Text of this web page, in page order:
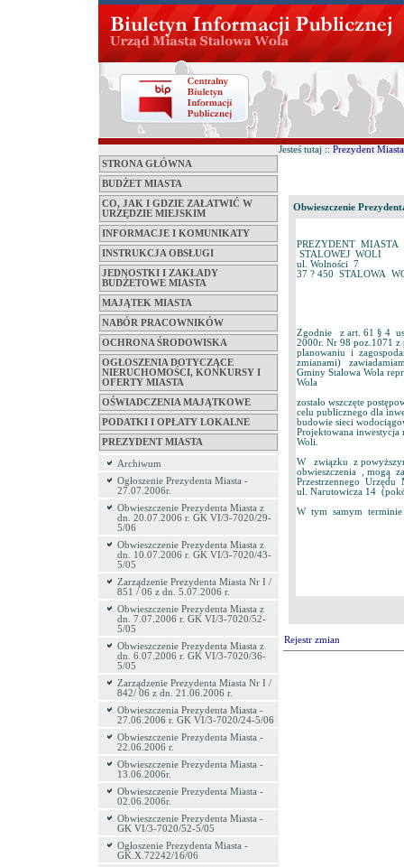
STRONA GŁÓWNA
BUDŻET MIASTA
CO, JAK I GDZIE ZAŁATWIĆ W
URZĘDZIE MIEJSKIM
INFORMACJE I KOMUNIKATY
INSTRUKCJA OBSŁUGI
JEDNOSTKI I ZAKŁADY
BUDŻETOWE MIASTA
MAJĄTEK MIASTA
NABÓR PRACOWNIKÓW
OCHRONA ŚRODOWISKA
OGŁOSZENIA DOTYCZĄCE
NIERUCHOMOŚCI, KONKURSY I
OFERTY MIASTA
OŚWIADCZENIA MAJĄTKOWE
PODATKI I OPŁATY LOKALNE
PREZYDENT MIASTA
Archiwum
Ogłoszenie Prezydenta Miasta -
27.07.2006r.
Obwieszczenie Prezydenta Miasta z
dn. 20.07.2006 r. GK VI/3-7020/29-
5/06
Obwieszczenie Prezydenta Miasta z
dn. 10.07.2006 r. GK VI/3-7020/43-
5/05
Zarządzenie Prezydenta Miasta Nr I /
851 / 06 z dn. 5.07.2006 r.
Obwieszczenie Prezydenta Miasta z
dn. 7.07.2006 r. GK VI/3-7020/52-
5/05
Obwieszczenie Prezydenta Miasta z
dn. 6.07.2006 r. GK VI/3-7020/36-
5/05
Zarządzenie Prezydenta Miasta Nr I /
842/ 06 z dn. 21.06.2006 r.
Obwieszczenia Prezydenta Miasta -
27.06.2006 r. GK VI/3-7020/24-5/06
Obwieszczenie Prezydenta Miasta -
22.06.2006 r.
Obwieszczenie Prezydenta Miasta -
13.06.2006r.
Obwieszczenie Prezydenta Miasta -
02.06.2006r.
Obwieszczenie Prezydenta Miasta -
GK VI/3-7020/52-5/05
Ogłoszenie Prezydenta Miasta -
GK.X.72242/16/06
Jesteś tutaj :: Prezydent Miasta
Obwieszczenie
PREZYDENT MIASTA
STALOWEJ WOLI
ul. Wolności 7
37 ? 450 STALOWA
Zgodnie z art. 61 § 4
2000r. Nr 98 poz.1071
planowaniu i
zmianami)
Gminy Stalowa Wola
Wola
zostało wszczęte
celu publicznego dla
budowie sieci
Projektowana
Woli.
W związku z
obwieszczenia , mogą
Przestrzennego
ul. Narutowicza 14
W tym samym terminie
Rejestr zmian